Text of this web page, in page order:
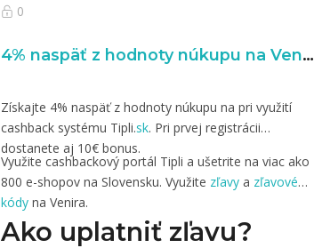
0
4% naspäť z hodnoty núkupu na Venira.sk
Získajte 4% naspäť z hodnoty núkupu na pri využití
cashback systému Tipli.sk. Pri prvej registrácii
dostanete aj 10€ bonus.
Využite cashbackový portál Tipli a ušetrite na viac ako
800 e-shopov na Slovensku. Využite zľavy a zľavové
kódy na Venira.
Ako uplatniť zľavu?